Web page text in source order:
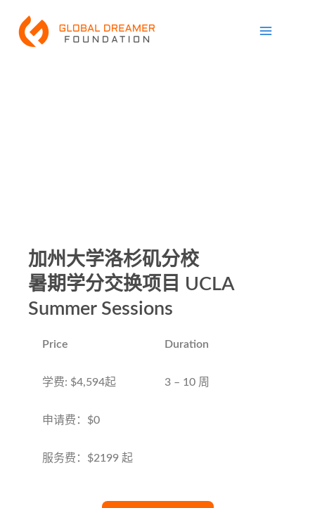
Menu
加州大学洛杉矶分校
暑期学分交换项目 UCLA
Summer Sessions
Price
学费: $4,594起
申请费：$0
服务费：$2199 起
Duration
3 – 10 周